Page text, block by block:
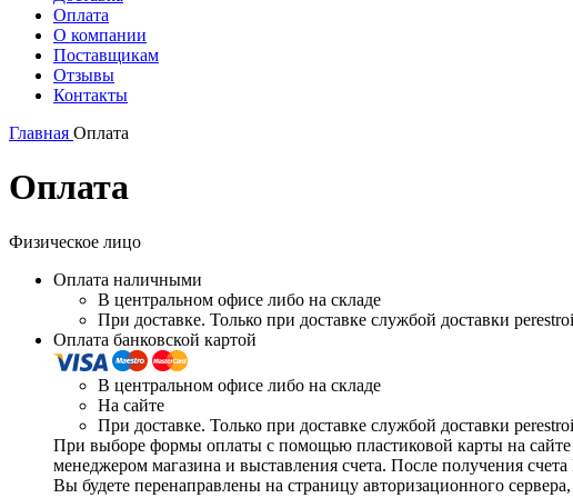
Оплата
О компании
Поставщикам
Отзывы
Контакты
Главная Оплата
Оплата
Физическое лицо
Оплата наличными
В центральном офисе либо на складе
При доставке. Только при доставке службой доставки
Оплата банковской картой
В центральном офисе либо на складе
На сайте
При доставке. Только при доставке службой доставки
При выборе формы оплаты с помощью пластиковой карты на сайте
менеджером магазина и выставления счета. После получения
Вы будете перенаправлены на страницу авторизационного